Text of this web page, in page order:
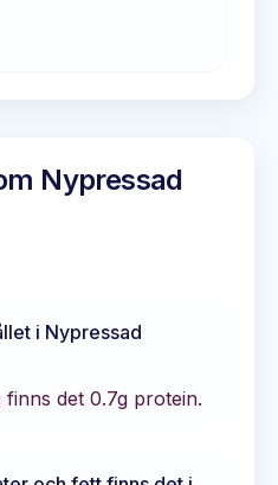
Nypressad
i Nypressad
finns det 0.7g protein.